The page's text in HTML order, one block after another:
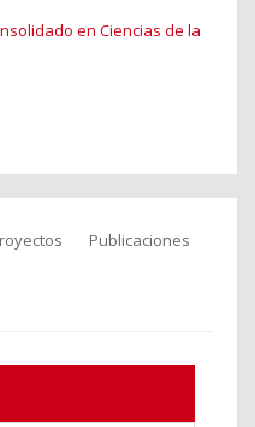
en Ciencias de la
Publicaciones